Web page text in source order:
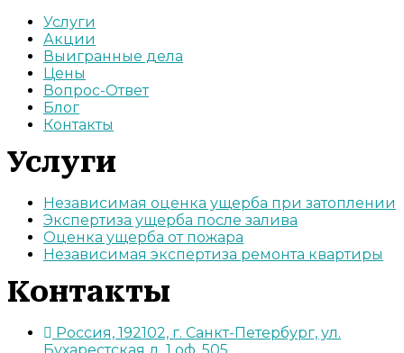
Услуги
Акции
Выигранные дела
Цены
Вопрос-Ответ
Блог
Контакты
Услуги
Независимая оценка ущерба при затоплении
Экспертиза ущерба после залива
Оценка ущерба от пожара
Независимая экспертиза ремонта квартиры
Контакты
Россия, 192102, г. Санкт-Петербург, ул.